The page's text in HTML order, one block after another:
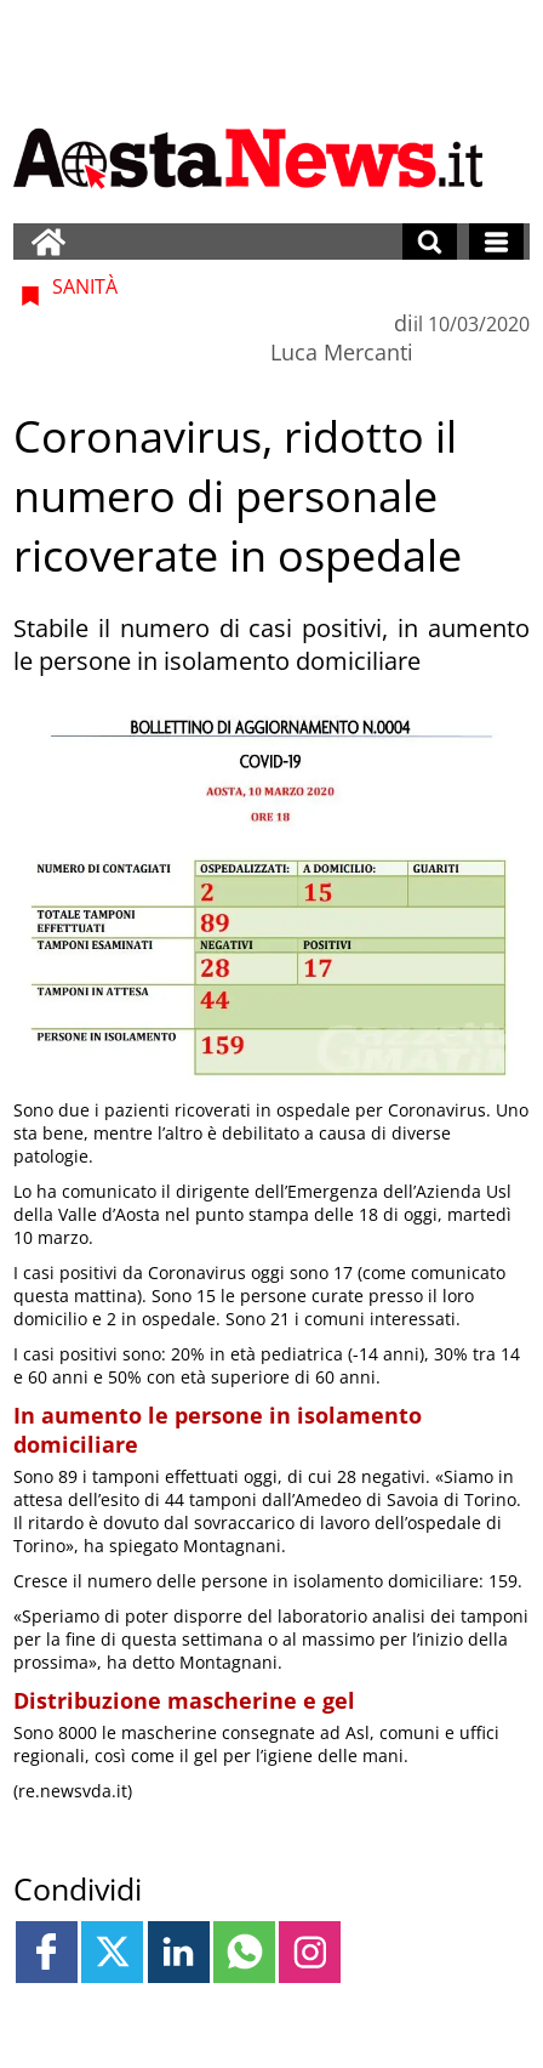
SANITÀ
di
Luca Mercanti
il 10/03/2020
Coronavirus, ridotto il
numero di personale
ricoverate in ospedale
Stabile il numero di casi positivi, in aumento
le persone in isolamento domiciliare
Sono due i pazienti ricoverati in ospedale per Coronavirus. Uno
sta bene, mentre l’altro è debilitato a causa di diverse
patologie.
Lo ha comunicato il dirigente dell’Emergenza dell’Azienda Usl
della Valle d’Aosta nel punto stampa delle 18 di oggi, martedì
10 marzo.
I casi positivi da Coronavirus oggi sono 17 (come comunicato
questa mattina). Sono 15 le persone curate presso il loro
domicilio e 2 in ospedale. Sono 21 i comuni interessati.
I casi positivi sono: 20% in età pediatrica (-14 anni), 30% tra 14
e 60 anni e 50% con età superiore di 60 anni.
In aumento le persone in isolamento
domiciliare
Sono 89 i tamponi effettuati oggi, di cui 28 negativi. «Siamo in
attesa dell’esito di 44 tamponi dall’Amedeo di Savoia di Torino.
Il ritardo è dovuto dal sovraccarico di lavoro dell’ospedale di
Torino», ha spiegato Montagnani.
Cresce il numero delle persone in isolamento domiciliare: 159.
«Speriamo di poter disporre del laboratorio analisi dei tamponi
per la fine di questa settimana o al massimo per l’inizio della
prossima», ha detto Montagnani.
Distribuzione mascherine e gel
Sono 8000 le mascherine consegnate ad Asl, comuni e uffici
regionali, così come il gel per l’igiene delle mani.
(re.newsvda.it)
Condividi